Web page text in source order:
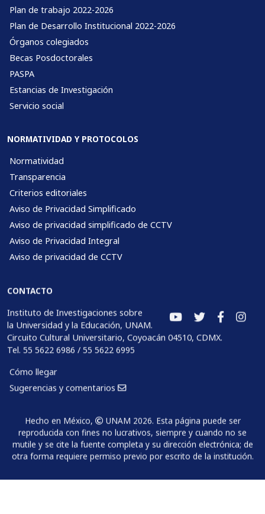
Plan de trabajo 2022-2026
Plan de Desarrollo Institucional 2022-2026
Órganos colegiados
Becas Posdoctorales
PASPA
Estancias de Investigación
Servicio social
NORMATIVIDAD Y PROTOCOLOS
Normatividad
Transparencia
Criterios editoriales
Aviso de Privacidad Simplificado
Aviso de privacidad simplificado de CCTV
Aviso de Privacidad Integral
Aviso de privacidad de CCTV
CONTACTO
Instituto de Investigaciones sobre
la Universidad y la Educación, UNAM.
Circuito Cultural Universitario, Coyoacán 04510, CDMX.
Tel. 55 5622 6986 / 55 5622 6995
Cómo llegar
Sugerencias y comentarios
Hecho en México,
UNAM 2026. Esta página puede ser
reproducida con fines no lucrativos, siempre y cuando no se
mutile y se cite la fuente completa y su dirección electrónica; de
otra forma requiere permiso previo por escrito de la institución.